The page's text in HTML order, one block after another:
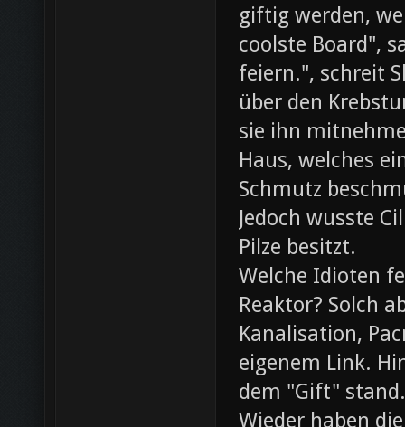
giftig werden,
coolste Board",
feiern.", schreit
über den
sie ihn
Haus, welches
Schmutz
Jedoch wusste
Pilze besitzt.
Welche Idioten
Reaktor? Solch
Kanalisation,
eigenem Link.
dem "Gift" stand.
Wieder haben